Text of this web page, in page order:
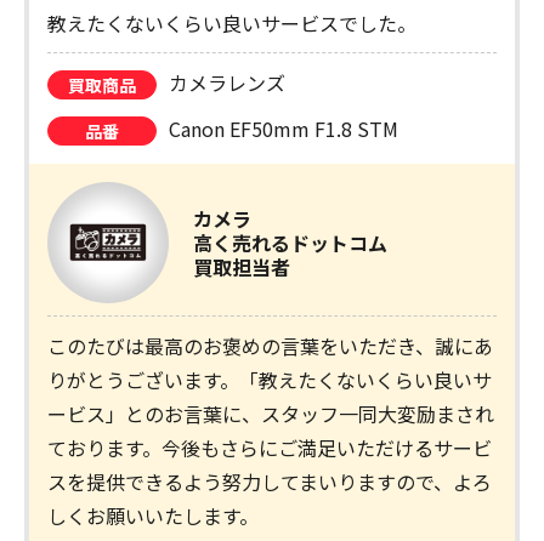
教えたくないくらい良いサービスでした。
買取商品 カメラレンズ
品番 Canon EF50mm F1.8 STM
カメラ
高く売れるドットコム
買取担当者
このたびは最高のお褒めの言葉をいただき、誠にあ
りがとうございます。「教えたくないくらい良いサ
ービス」とのお言葉に、スタッフ一同大変励まされ
ております。今後もさらにご満足いただけるサービ
スを提供できるよう努力してまいりますので、よろ
しくお願いいたします。